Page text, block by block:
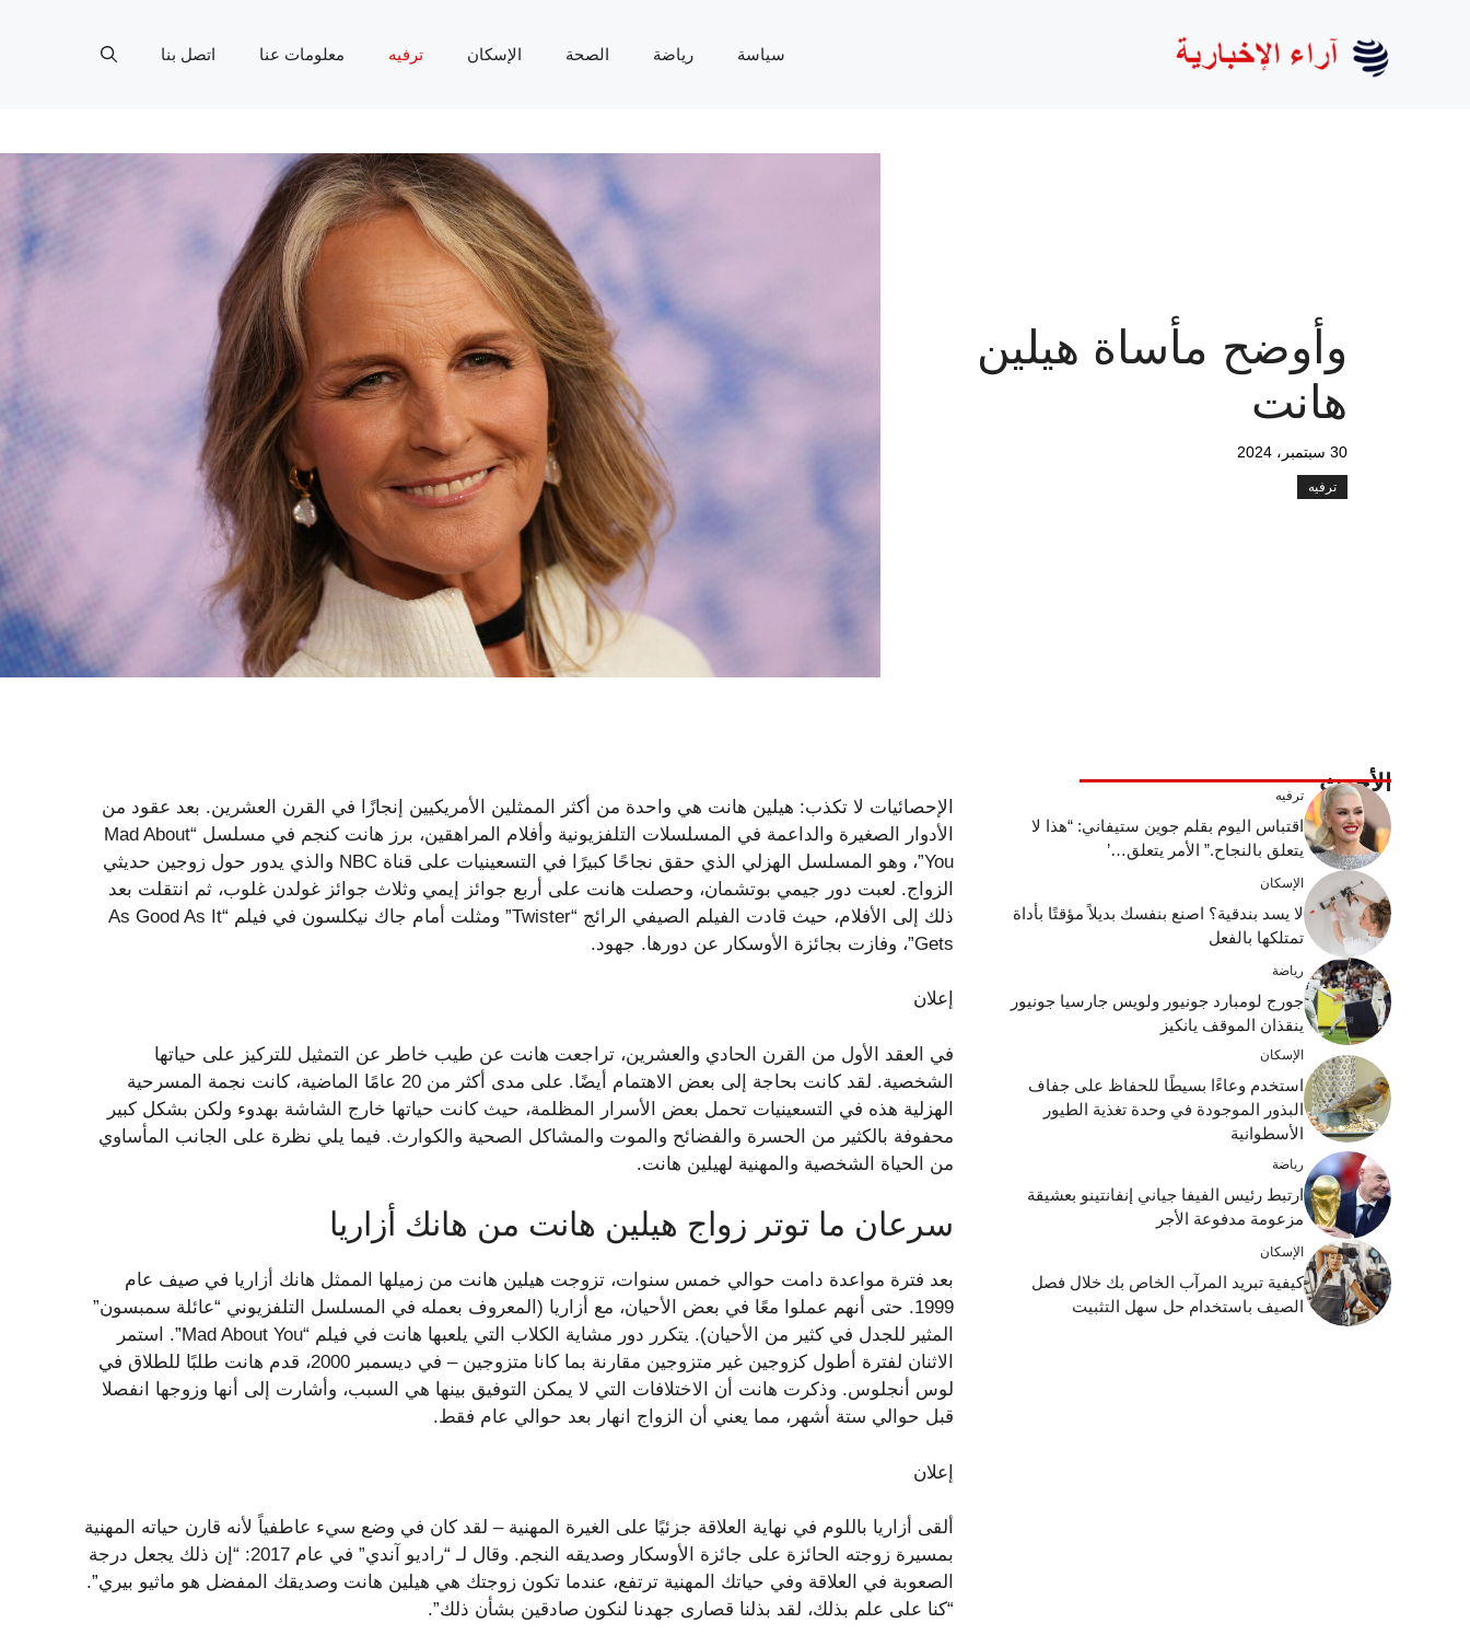
سياسة رياضة الصحة الإسكان ترفيه معلومات عنا اتصل بنا
وأوضح مأساة هيلين
هانت
30 سبتمبر، 2024
ترفيه
الإحصائيات لا تكذب: هيلين هانت هي واحدة من أكثر الممثلين الأمريكيين إنجازًا في القرن العشرين. بعد عقود من
الأدوار الصغيرة والداعمة في المسلسلات التلفزيونية وأفلام المراهقين، برز هانت كنجم في مسلسل “Mad About
You”، وهو المسلسل الهزلي الذي حقق نجاحًا كبيرًا في التسعينيات على قناة NBC والذي يدور حول زوجين حديثي
الزواج. لعبت دور جيمي بوتشمان، وحصلت هانت على أربع جوائز إيمي وثلاث جوائز غولدن غلوب، ثم انتقلت بعد
ذلك إلى الأفلام، حيث قادت الفيلم الصيفي الرائج “Twister” ومثلت أمام جاك نيكلسون في فيلم “As Good As It
Gets”، وفازت بجائزة الأوسكار عن دورها. جهود.
إعلان
في العقد الأول من القرن الحادي والعشرين، تراجعت هانت عن طيب خاطر عن التمثيل للتركيز على حياتها
الشخصية. لقد كانت بحاجة إلى بعض الاهتمام أيضًا. على مدى أكثر من 20 عامًا الماضية، كانت نجمة المسرحية
الهزلية هذه في التسعينيات تحمل بعض الأسرار المظلمة، حيث كانت حياتها خارج الشاشة بهدوء ولكن بشكل كبير
محفوفة بالكثير من الحسرة والفضائح والموت والمشاكل الصحية والكوارث. فيما يلي نظرة على الجانب المأساوي
من الحياة الشخصية والمهنية لهيلين هانت.
سرعان ما توتر زواج هيلين هانت من هانك أزاريا
بعد فترة مواعدة دامت حوالي خمس سنوات، تزوجت هيلين هانت من زميلها الممثل هانك أزاريا في صيف عام
1999. حتى أنهم عملوا معًا في بعض الأحيان، مع أزاريا (المعروف بعمله في المسلسل التلفزيوني “عائلة سمبسون”
المثير للجدل في كثير من الأحيان). يتكرر دور مشاية الكلاب التي يلعبها هانت في فيلم “Mad About You”. استمر
الاثنان لفترة أطول كزوجين غير متزوجين مقارنة بما كانا متزوجين – في ديسمبر 2000، قدم هانت طلبًا للطلاق في
لوس أنجلوس. وذكرت هانت أن الاختلافات التي لا يمكن التوفيق بينها هي السبب، وأشارت إلى أنها وزوجها انفصلا
قبل حوالي ستة أشهر، مما يعني أن الزواج انهار بعد حوالي عام فقط.
إعلان
ألقى أزاريا باللوم في نهاية العلاقة جزئيًا على الغيرة المهنية – لقد كان في وضع سيء عاطفياً لأنه قارن حياته المهنية
بمسيرة زوجته الحائزة على جائزة الأوسكار وصديقه النجم. وقال لـ “راديو آندي” في عام 2017: “إن ذلك يجعل درجة
الصعوبة في العلاقة وفي حياتك المهنية ترتفع، عندما تكون زوجتك هي هيلين هانت وصديقك المفضل هو ماثيو بيري”.
“كنا على علم بذلك، لقد بذلنا قصارى جهدنا لنكون صادقين بشأن ذلك”.
الأحدث ترفيه
اقتباس اليوم بقلم جوين ستيفاني: “هذا لا
يتعلق بالنجاح.” الأمر يتعلق…’
الإسكان
لا يسد بندقية؟ اصنع بنفسك بديلاً مؤقتًا بأداة
تمتلكها بالفعل
رياضة
جورج لومبارد جونيور ولويس جارسيا جونيور
ينقذان الموقف يانكيز
الإسكان
استخدم وعاءًا بسيطًا للحفاظ على جفاف
البذور الموجودة في وحدة تغذية الطيور
الأسطوانية
رياضة
ارتبط رئيس الفيفا جياني إنفانتينو بعشيقة
مزعومة مدفوعة الأجر
الإسكان
كيفية تبريد المرآب الخاص بك خلال فصل
الصيف باستخدام حل سهل التثبيت